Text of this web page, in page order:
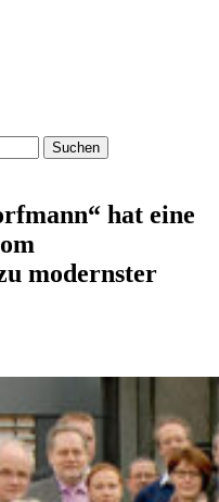
hat eine
modernster